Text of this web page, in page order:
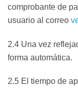
comprobante de
usuario al correo
2.4 Una vez
forma automática.
2.5 El tiempo de